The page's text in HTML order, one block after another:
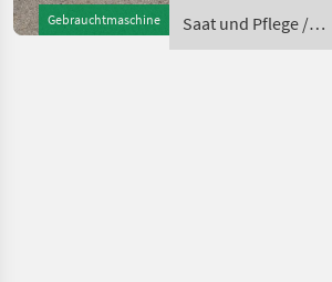
Gebrauchtmaschine
Spuranreisser +) IDS
(Teilbreitenschaltung, freie
Saat und Pflege /
Pöttinger